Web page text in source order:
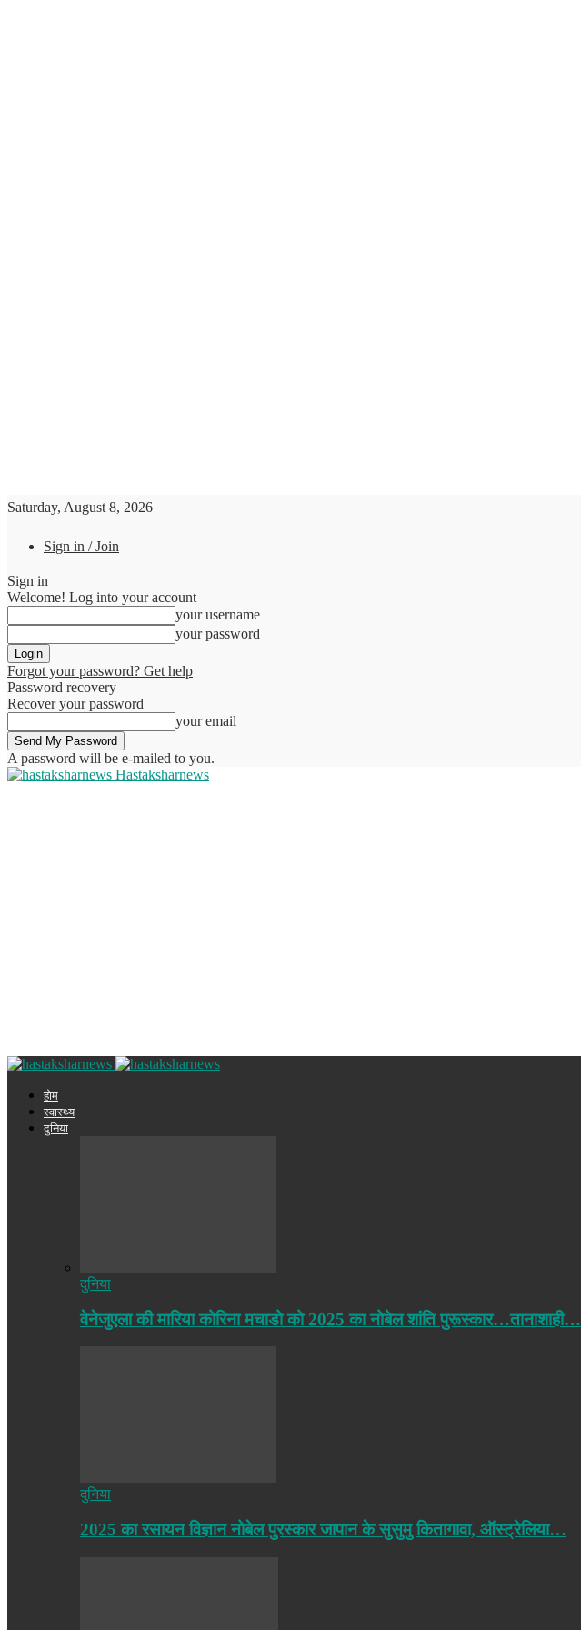
Saturday, August 8, 2026
Sign in / Join
Sign in
Welcome! Log into your account
your username
your password
Forgot your password? Get help
Password recovery
Recover your password
your email
A password will be e-mailed to you.
Hastaksharnews
होम
स्वास्थ्य
दुनिया
दुनिया
वेनेजुएला की मारिया कोरिना मचाडो को 2025 का नोबेल शांति पुरूस्कार…तानाशाही…
दुनिया
2025 का रसायन विज्ञान नोबेल पुरस्कार जापान के सुसुमु कितागावा, ऑस्ट्रेलिया…